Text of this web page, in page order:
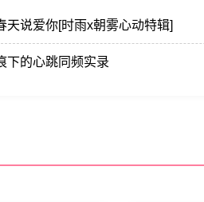
天说爱你[时雨x朝雾心动特辑]
下的心跳同频实录